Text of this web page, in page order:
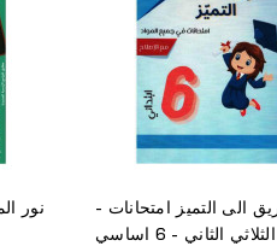
الى التميز امتحانات -
الثلاثي الثاني - 6 اساسي